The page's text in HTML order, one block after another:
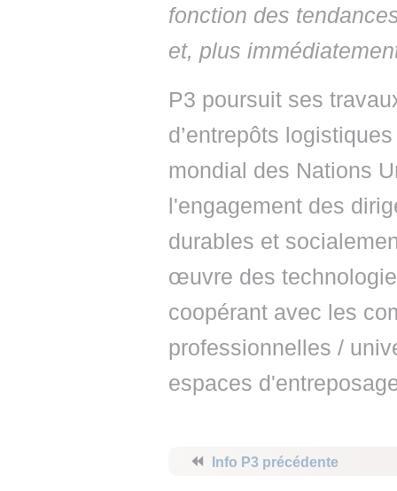
fonction des
et, plus
P3 poursuit ses
d’entrepôts
mondial des Nations
l'engagement des
durables et
œuvre des
coopérant avec les
professionnelles /
espaces
⏪ Info P3 précédente